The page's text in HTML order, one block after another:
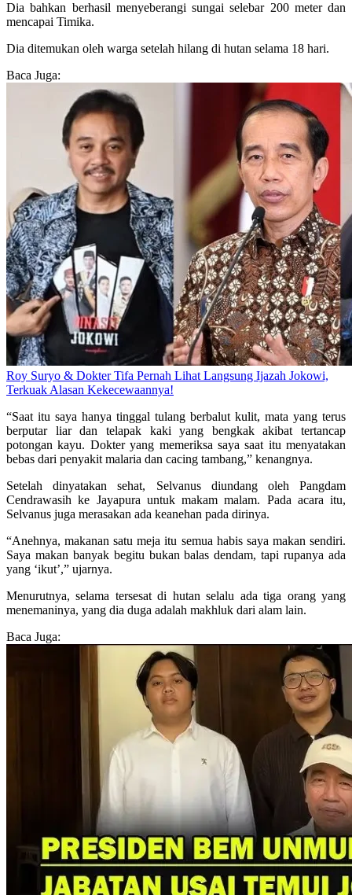
Dia bahkan berhasil menyeberangi sungai selebar 200 meter dan
mencapai Timika.
Dia ditemukan oleh warga setelah hilang di hutan selama 18 hari.
Baca Juga:
Roy Suryo & Dokter Tifa Pernah Lihat Langsung Ijazah Jokowi,
Terkuak Alasan Kekecewaannya!
“Saat itu saya hanya tinggal tulang berbalut kulit, mata yang terus
berputar liar dan telapak kaki yang bengkak akibat tertancap
potongan kayu. Dokter yang memeriksa saya saat itu menyatakan
bebas dari penyakit malaria dan cacing tambang,” kenangnya.
Setelah dinyatakan sehat, Selvanus diundang oleh Pangdam
Cendrawasih ke Jayapura untuk makam malam. Pada acara itu,
Selvanus juga merasakan ada keanehan pada dirinya.
“Anehnya, makanan satu meja itu semua habis saya makan sendiri.
Saya makan banyak begitu bukan balas dendam, tapi rupanya ada
yang ‘ikut’,” ujarnya.
Menurutnya, selama tersesat di hutan selalu ada tiga orang yang
menemaninya, yang dia duga adalah makhluk dari alam lain.
Baca Juga: